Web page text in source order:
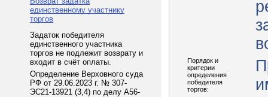
единственному участнику
торгов
Задаток победителя
единственного участника
торгов не подлежит возврату и
входит в счёт оплаты.
Определение Верховного суда
РФ от 29.06.2023 г. № 307-
ЭС21-13921 (3,4) по делу А56-
Порядок и
критерии
определения
победителя
торгов: